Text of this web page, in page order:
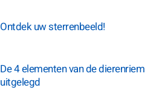
Ontdek uw sterrenbeeld!
De 4 elementen van de dierenriem
uitgelegd